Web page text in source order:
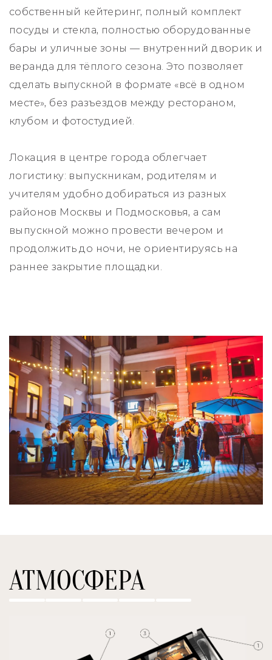
собственный кейтеринг, полный комплект
посуды и стекла, полностью оборудованные
бары и уличные зоны — внутренний дворик и
веранда для тёплого сезона. Это позволяет
сделать выпускной в формате «всё в одном
месте», без разъездов между рестораном,
клубом и фотостудией.
Локация в центре города облегчает
логистику: выпускникам, родителям и
учителям удобно добираться из разных
районов Москвы и Подмосковья, а сам
выпускной можно провести вечером и
продолжить до ночи, не ориентируясь на
раннее закрытие площадки.
АТМОСФЕРА